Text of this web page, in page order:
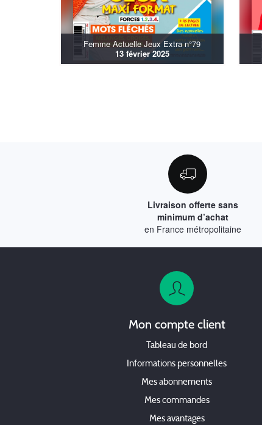
Femme Actuelle Jeux Extra n°79
13 février 2025
Livraison offerte sans
minimum d’achat
en France métropolitaine
Mon compte client
Tableau de bord
Informations personnelles
Mes abonnements
Mes commandes
Mes avantages